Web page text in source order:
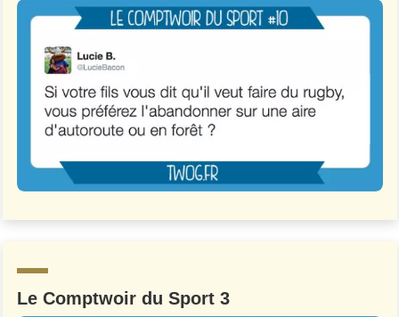
Le Comptwoir du Sport 3